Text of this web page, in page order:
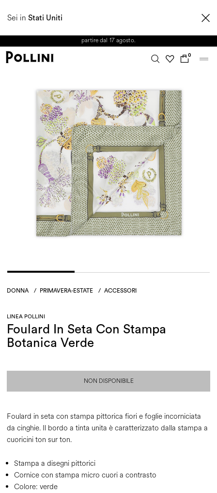
Sei in Stati Uniti
AUTUNNO/INVERNO 2026. Dall'8 al 16 agosto il Servizio Clienti non sarà
partire dal 17 agosto.
0
DONNA / PRIMAVERA-ESTATE / ACCESSORI
LINEA POLLINI
Foulard In Seta Con Stampa
Botanica Verde
NON DISPONIBILE
Foulard in seta con stampa pittorica fiori e foglie incorniciata
da cinghie. Il bordo a tinta unita è caratterizzato dalla stampa a
cuoricini ton sur ton.
Stampa a disegni pittorici
Cornice con stampa micro cuori a contrasto
Colore: verde